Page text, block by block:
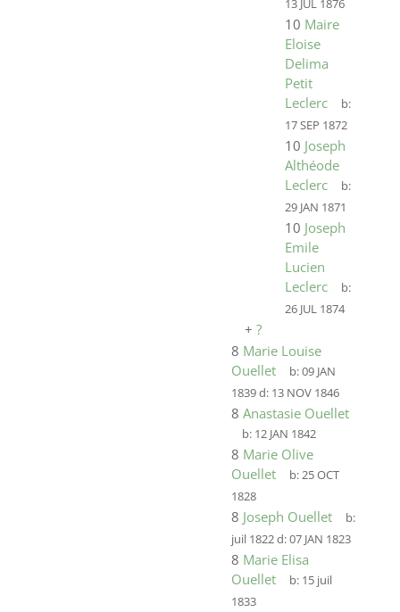
13 JUL 1876
10 Maire
Eloise
Delima
Petit
Leclerc
b:
17 SEP 1872
10 Joseph
Althéode
Leclerc
b:
29 JAN 1871
10 Joseph
Emile
Lucien
Leclerc
b:
26 JUL 1874
+ ?
8 Marie Louise
Ouellet
b:09 JAN
1839d: 13 NOV 1846
8 Anastasie Ouellet
b: 12 JAN 1842
8 Marie Olive
Ouellet
b:25 OCT
1828
8 Joseph Ouellet
b:
juil 1822d:07 JAN 1823
8 Marie Elisa
Ouellet
b: 15 juil
1833